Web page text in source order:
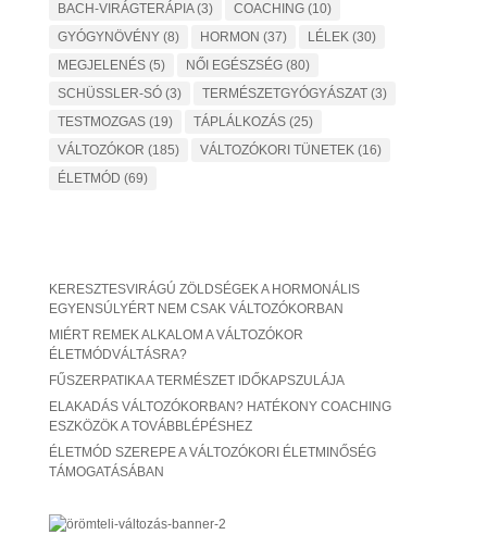
BACH-VIRÁGTERÁPIA(3) COACHING(10)
GYÓGYNÖVÉNY(8) HORMON (37) LÉLEK(30)
MEGJELENÉS(5) NŐI EGÉSZSÉG(80)
SCHÜSSLER-SÓ(3) TERMÉSZETGYÓGYÁSZAT(3)
TESTMOZGAS(19) TÁPLÁLKOZÁS(25)
VÁLTOZÓKOR (185) VÁLTOZÓKORI TÜNETEK(16)
ÉLETMÓD (69)
KERESZTESVIRÁGÚ ZÖLDSÉGEK A HORMONÁLIS
EGYENSÚLYÉRT NEM CSAK VÁLTOZÓKORBAN
MIÉRT REMEK ALKALOM A VÁLTOZÓKOR
ÉLETMÓDVÁLTÁSRA?
FŰSZERPATIKA A TERMÉSZET IDŐKAPSZULÁJA
ELAKADÁS VÁLTOZÓKORBAN? HATÉKONY COACHING
ESZKÖZÖK A TOVÁBBLÉPÉSHEZ
ÉLETMÓD SZEREPE A VÁLTOZÓKORI ÉLETMINŐSÉG
TÁMOGATÁSÁBAN